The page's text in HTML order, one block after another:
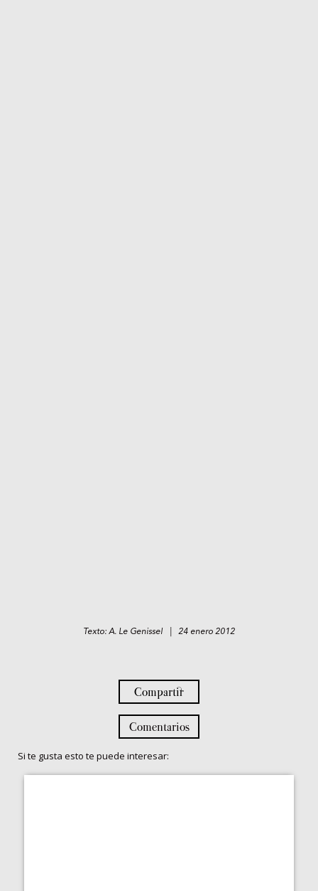
Texto: A. Le Genissel | 24 enero 2012
Compartir
Comentarios
Si te gusta esto te puede interesar: